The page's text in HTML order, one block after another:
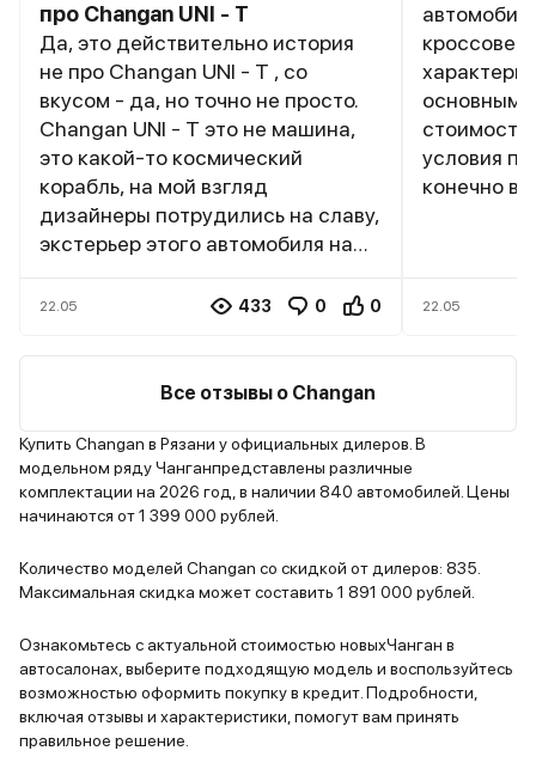
про Changan UNI - T
Да, это действительно история
не про Changan UNI - T , со
вкусом - да, но точно не просто.
Changan UNI - T это не машина,
это какой-то космический
корабль, на мой взгляд
дизайнеры потрудились на славу,
экстерьер этого автомобиля на
думаю, только ща один внешний
поклонников и почитателей, мне
реально кажется, что на
современном рынке, это
единственный автомобиль такого
визуального уровня. Все чётко,
все продумано, а те кто считают
иначе, просто придираются, тут
даже дело не вкуса и
общепринятого стандарта,
золотое сечение, автомобиль для
всех, молодых, пожилых, женщин,
мужчин , мне кажется он реально
22.05 433 0 0
условия
конечно
как
без
вкусом,
особенно
передние
сидеть на
мне
кресла, на
22.05
Все отзывы о Changan
Купить Changan в Рязани у официальных дилеров. В
модельном ряду Чанганпредставлены различные
комплектации на 2026 год, в наличии 840 автомобилей. Цены
начинаются от 1 399 000 рублей.
Количество моделей Changan со скидкой от дилеров: 835.
Максимальная скидка может составить 1 891 000 рублей.
Ознакомьтесь с актуальной стоимостью новыхЧанган в
автосалонах, выберите подходящую модель и воспользуйтесь
возможностью оформить покупку в кредит. Подробности,
включая отзывы и характеристики, помогут вам принять
правильное решение.